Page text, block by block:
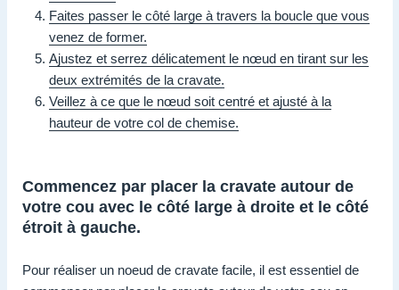
Faites passer le côté large à travers la boucle que vous
venez de former.
Ajustez et serrez délicatement le nœud en tirant sur les
deux extrémités de la cravate.
Veillez à ce que le nœud soit centré et ajusté à la
hauteur de votre col de chemise.
Commencez par placer la cravate autour de
votre cou avec le côté large à droite et le côté
étroit à gauche.
Pour réaliser un noeud de cravate facile, il est essentiel de